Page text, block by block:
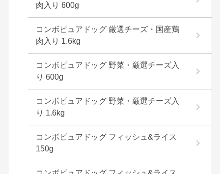
肉入り 600g
コンボピュアドッグ 厳選チーズ・国産鶏
肉入り 1.6kg
コンボピュアドッグ 野菜・厳選チーズ入
り 600g
コンボピュアドッグ 野菜・厳選チーズ入
り 1.6kg
コンボピュアドッグ フィッシュ&ライス
150g